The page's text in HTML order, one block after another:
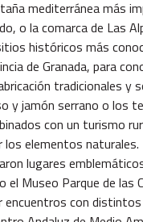
mediterránea más
o la comarca de Las
históricos más
de Granada, para
tradicionales y
y jamón serrano o los
con un turismo
los elementos
lugares
el Museo Parque de las
encuentros con